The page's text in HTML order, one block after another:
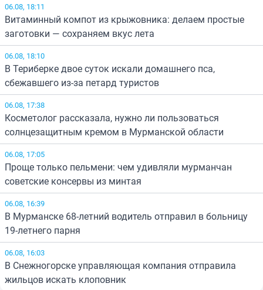
06.08, 18:11
Витаминный компот из крыжовника: делаем простые
заготовки — сохраняем вкус лета
06.08, 18:10
В Териберке двое суток искали домашнего пса,
сбежавшего из-за петард туристов
06.08, 17:38
Косметолог рассказала, нужно ли пользоваться
солнцезащитным кремом в Мурманской области
06.08, 17:05
Проще только пельмени: чем удивляли мурманчан
советские консервы из минтая
06.08, 16:39
В Мурманске 68-летний водитель отправил в больницу
19-летнего парня
06.08, 16:03
В Снежногорске управляющая компания отправила
жильцов искать клоповник